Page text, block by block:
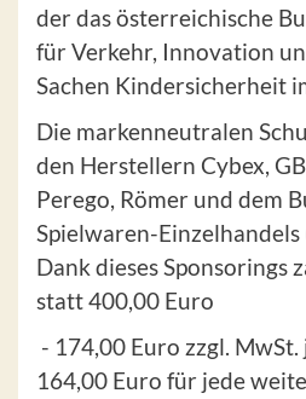
der das österreichische
für Verkehr, Innovation
Sachen Kindersicherheit
Die markenneutralen
den Herstellern Cybex,
Perego, Römer und dem
Spielwaren-Einzelhandels
Dank dieses Sponso­rings
statt 400,00 Euro
- 174,00 Euro zzgl.
164,00 Euro für jede